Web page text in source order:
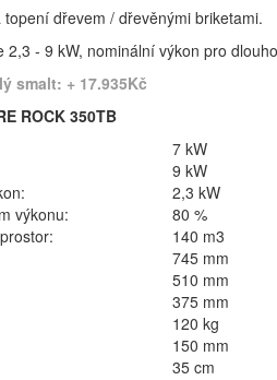
dřevem / dřevěnými briketami.
2,3 - 9 kW, nominální výkon pro
smalt: + 17.935Kč
ROCK 350TB
7 kW
9 kW
2,3 kW
výkonu:
80 %
140 m3
745 mm
510 mm
375 mm
120 kg
150 mm
35 cm